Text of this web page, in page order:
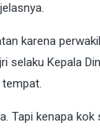
karena
selaku Kepala
Tapi kenapa